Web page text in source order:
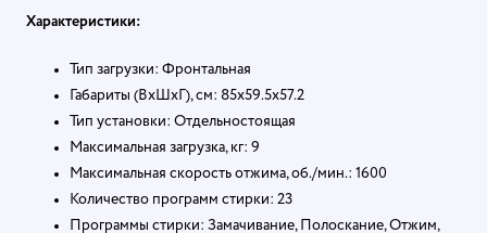
Характеристики:
Тип загрузки: Фронтальная
Габариты (ВхШхГ), см: 85х59.5х57.2
Тип установки: Отдельностоящая
Максимальная загрузка, кг: 9
Максимальная скорость отжима, об./мин.: 1600
Количество программ стирки: 23
Программы стирки: Замачивание, Полоскание, Отжим,